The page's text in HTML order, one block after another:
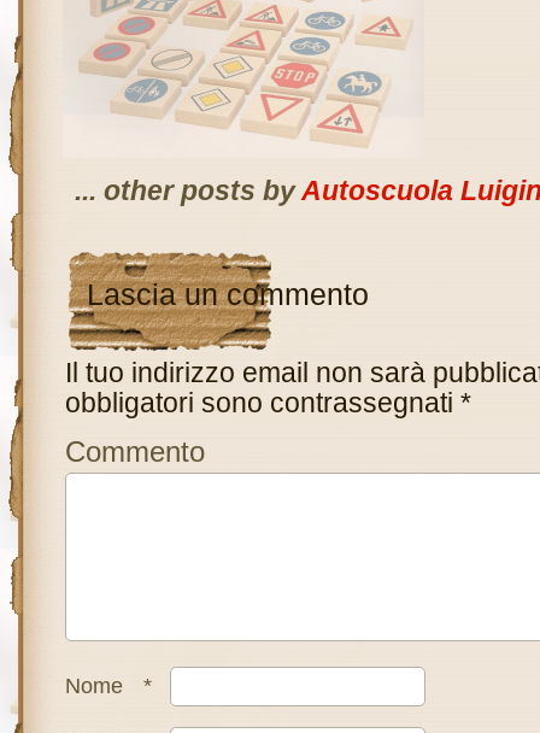
... other posts byAutoscuola
Lascia un commento
Il tuo indirizzo email non sarà
obbligatori sono contrassegnati *
Commento
Nome *